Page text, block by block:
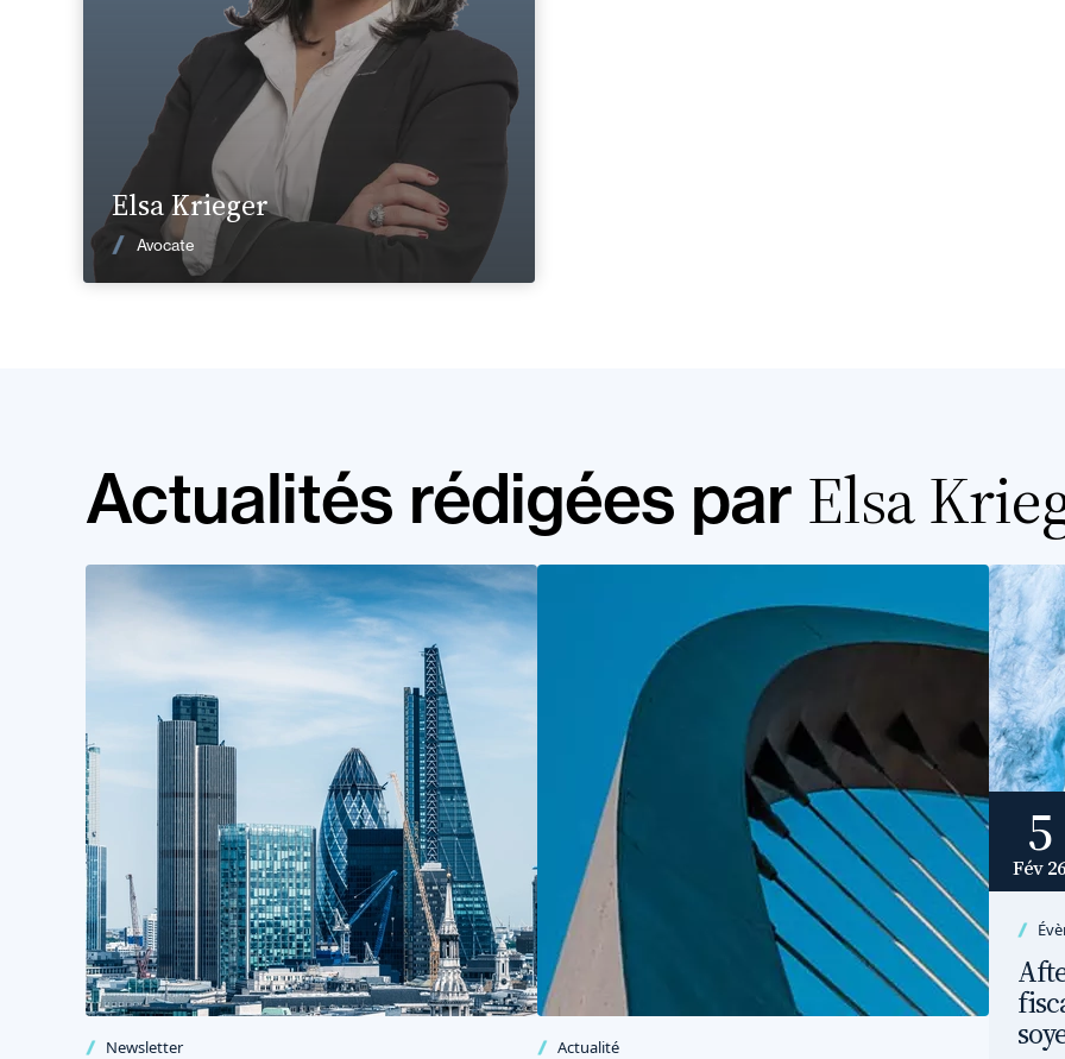
Elsa Krieger
Avocate
Voir les actualités
Actualités rédigées par Elsa
Newsletter Actualité
5
Fév 26